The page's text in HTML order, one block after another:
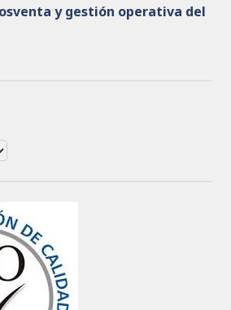
y gestión operativa del